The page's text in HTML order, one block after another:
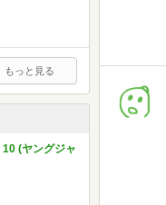
もっと見る
(ヤングジャ